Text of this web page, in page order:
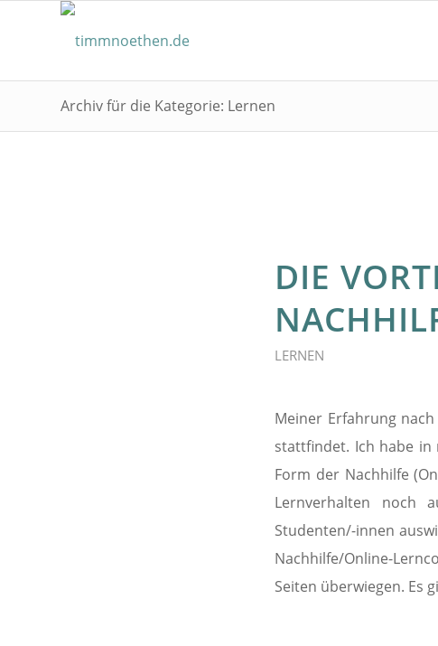
Archiv für die Kategorie: Lernen
DIE
LERNEN
Meiner Erfahrung
stattfindet. Ich habe in
Form der Nachhilfe
Lernverhalten noch
Studenten/-innen
Nachhilfe/Online-
Seiten überwiegen. Es